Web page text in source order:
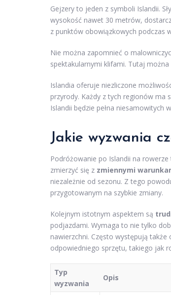
Gejzery to jeden z symboli Islandii.
wysokość nawet 30 metrów,
z punktów obowiązkowych podczas
Nie można zapomnieć o
spektakularnymi klifami. Tutaj
Islandia oferuje niezliczone
przyrody. Każdy z tych regionów ma
Islandii będzie pełna niesamowitych
Jakie wyzwania
Podróżowanie po Islandii na
zmierzyć się z zmiennymi
niezależnie od sezonu. Z tego
przygotowanym na szybkie zmiany.
Kolejnym istotnym aspektem są
podjazdami. Wymaga to nie tylko
nawierzchni. Często występują
odpowiedniego sprzętu, takiego jak
Typ
wyzwania
Opis